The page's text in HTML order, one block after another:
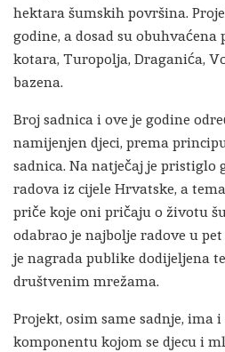
hektara šumskih površina.
godine, a dosad su obuhvaćena
kotara, Turopolja, Draganića,
bazena.
Broj sadnica i ove je godine
namijenjen djeci, prema
sadnica. Na natječaj je pristiglo
radova iz cijele Hrvatske, a
priče koje oni pričaju o životu
odabrao je najbolje radove u
je nagrada publike dodijeljena
društvenim mrežama.
Projekt, osim same sadnje, ima
komponentu kojom se djecu i